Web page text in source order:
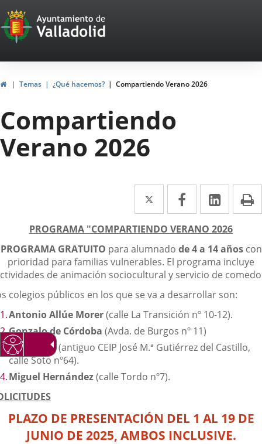
Portal
Web
del
Ayuntamiento
de
Valladolid
InicioTemas ¿Qué hacemos? Compartiendo Verano 2026
Compartiendo
Verano 2026
Twitter
Enlace
a
una
aplicación
externa.
Facebook
Enlace
a
una
aplicación
externa.
Enlace
a
una
PROGRAMA "COMPARTIENDO VERANO 2026
PROGRAMA GRATUITO para alumnado de 4 a 14 añoscon
prioridad para familias vulnerables. El programa incluye
de animación sociocultural y servicio de
colegios públicos en los que se va a desarrollar son:
Antonio Allúe Morer(calle La Transición nº 10-12).
Gonzalo de Córdoba (Avda. de Burgos nº 11)
Entre Ríos(antiguo CEIP José M.ª Gutiérrez del Castillo,
calle Soto nº64).
Miguel Hernández(calle Tordo nº7).
PLAZO DE PRESENTACIÓN DEL 1 AL 19 DE
JUNIO DE 2025, AMBOS INCLUSIVE.